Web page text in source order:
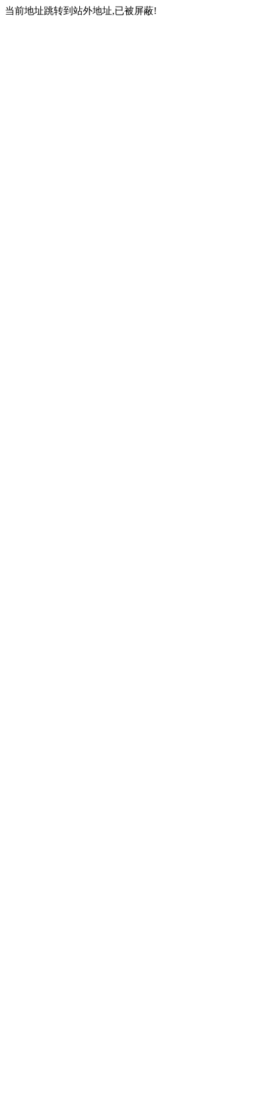
当前地址跳转到站外地址,已被屏蔽!